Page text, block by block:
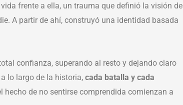
frente a ella, un trauma que definió la visión de
A partir de ahí, construyó una identidad basada
confianza, superando al resto y dejando claro
lo largo de la historia, cada batalla y cada
de no sentirse comprendida comienzan a